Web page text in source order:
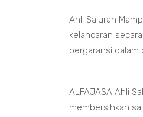
Ahli Saluran
kelancaran
bergaransi dalam
ALFAJASA Ahli
membersihkan